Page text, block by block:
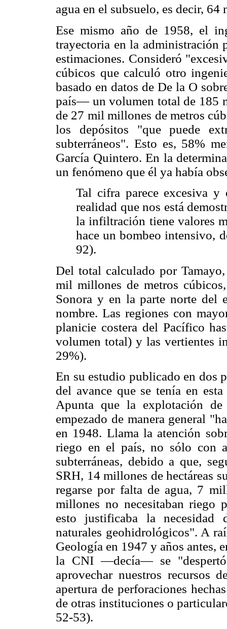
agua en el subsuelo, es decir,
Ese mismo año de 1958, el
trayectoria en la administración
estimaciones. Consideró
cúbicos que calculó otro
basado en datos de De la O
país— un volumen total de 185
de 27 mil millones de metros
los depósitos "que puede
subterráneos". Esto es, 58%
García Quintero. En la
un fenómeno que él ya había
Tal cifra parece excesiva
realidad que nos está
la infiltración tiene valores
hace un bombeo intensivo,
92).
Del total calculado por
mil millones de metros
Sonora y en la parte norte del
nombre. Las regiones con
planicie costera del Pacífico
volumen total) y las vertientes
29%).
En su estudio publicado en dos
del avance que se tenía en
Apunta que la explotación
empezado de manera general
en 1948. Llama la atención
riego en el país, no sólo con
subterráneas, debido a que,
SRH, 14 millones de hectáreas
regarse por falta de agua, 7
millones no necesitaban riego
esto justificaba la necesidad
naturales geohidrológicos". A
Geología en 1947 y años antes,
la CNI —decía— se
aprovechar nuestros recursos
apertura de perforaciones
de otras instituciones o
52-53).